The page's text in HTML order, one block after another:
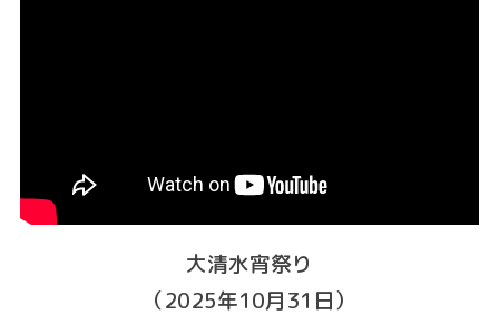
大清水宵祭り
（2025年10月31日）